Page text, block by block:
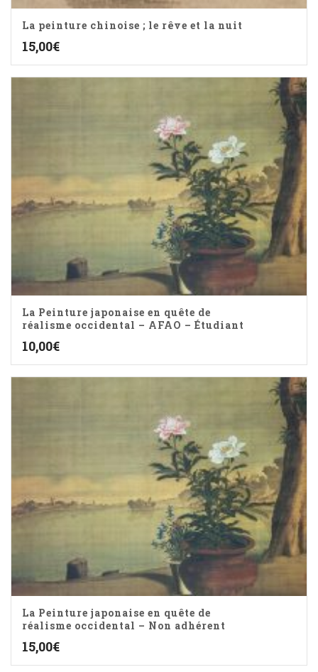
La peinture chinoise ; le rêve et la nuit
15,00€
La Peinture japonaise en quête de
réalisme occidental – AFAO – Étudiant
10,00€
La Peinture japonaise en quête de
réalisme occidental – Non adhérent
15,00€